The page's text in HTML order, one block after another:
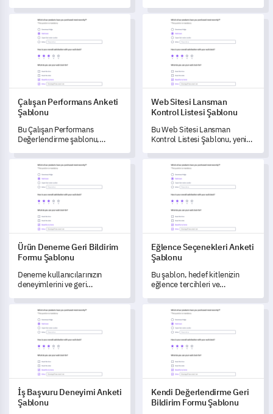
sorunlar hakkında değerli
bilgiler edinin.
ve tercihlerini sistematik
olarak kaydetmenizi sağlar,
böylece hizmet sunumunu
dönüştürmeye ve müşteri
memnuniyetini artırmaya
yardımcı olur.
Çalışan Performans Anketi Şablonu
Çalışan Performans Anketi
Şablonu
Bu Çalışan Performans
Değerlendirme şablonu,
sorumluluklarını, iş birliği
dinamiklerini, liderlik algısını
ve kişisel gelişimini
anlamalarına ve
geliştirmelerine olanak tanır.
Web Sitesi Lansman Kontrol
Web Sitesi Lansman
Kontrol Listesi Şablonu
Bu Web Sitesi Lansman
Kontrol Listesi Şablonu, yeni
kullanıcı memnuniyetini takip
etmenizi ve optimize etmenizi
sağlar.
Ürün Deneme Geri Bildirim Formu Şablonu
Ürün Deneme Geri Bildirim
Formu Şablonu
Deneme kullanıcılarınızın
deneyimlerini ve geri
tasarlanmış bu kapsamlı anket
şablonu ile ürün geliştirmeyi
sağlayın.
Eğlence Seçenekleri Anketi
Eğlence Seçenekleri Anketi
Şablonu
Bu şablon, hedef kitlenizin
eğlence tercihleri ve
derinlemesine bir anlayış
kazanmanıza yardımcı olur.
İş Başvuru Deneyimi Anketi Şablonu
İş Başvuru Deneyimi Anketi
Şablonu
Kendi Değerlendirme Geri
Kendi Değerlendirme Geri
Bildirim Formu Şablonu